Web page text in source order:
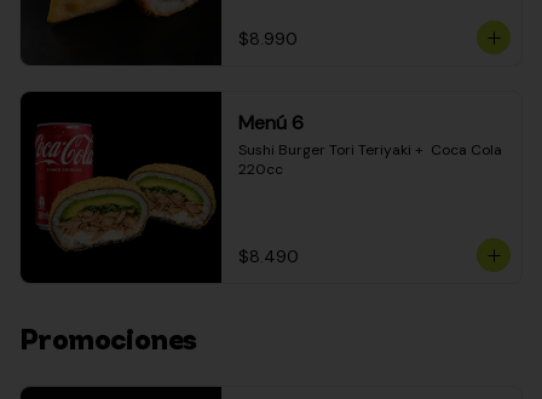
$8.990
Menú 6
Sushi Burger Tori Teriyaki +  Coca Cola
220cc
$8.490
Promociones